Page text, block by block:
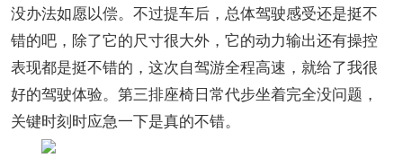
没办法如愿以偿。不过提车后，总体驾驶感受还是挺不
错的吧，除了它的尺寸很大外，它的动力输出还有操控
表现都是挺不错的，这次自驾游全程高速，就给了我很
好的驾驶体验。第三排座椅日常代步坐着完全没问题，
关键时刻时应急一下是真的不错。